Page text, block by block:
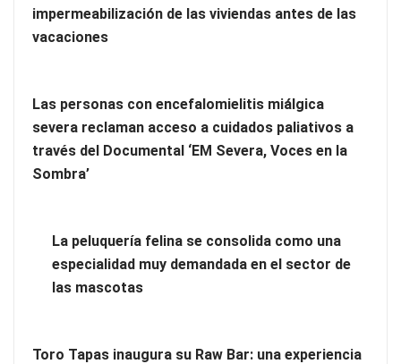
Más allá de la crema solar: la importancia de revisar manchas
y lunares
Eagle Waterproofing recomienda revisar la
impermeabilización de las viviendas antes de las
vacaciones
Las personas con encefalomielitis miálgica
severa reclaman acceso a cuidados paliativos a
través del Documental ‘EM Severa, Voces en la
Sombra’
La peluquería felina se consolida como una
especialidad muy demandada en el sector de
las mascotas
Toro Tapas inaugura su Raw Bar: una experiencia